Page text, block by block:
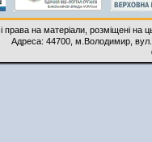
права на матеріали, розміщені на
Адреса: 44700, м.Володимир,